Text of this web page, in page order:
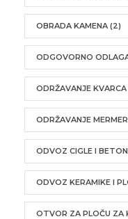
OBRADA KAMENA (2)
ODGOVORNO
ODRŽAVANJE KVARCA
ODRŽAVANJE
ODVOZ CIGLE I
ODVOZ KERAMIKE I
OTVOR ZA PLOČU ZA